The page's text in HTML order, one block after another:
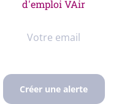
d'emploi VAir